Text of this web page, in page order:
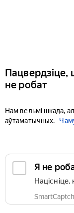
Пацвердзіце,
не робат
Нам вельмі шкада,
аўтаматычных.
Я не